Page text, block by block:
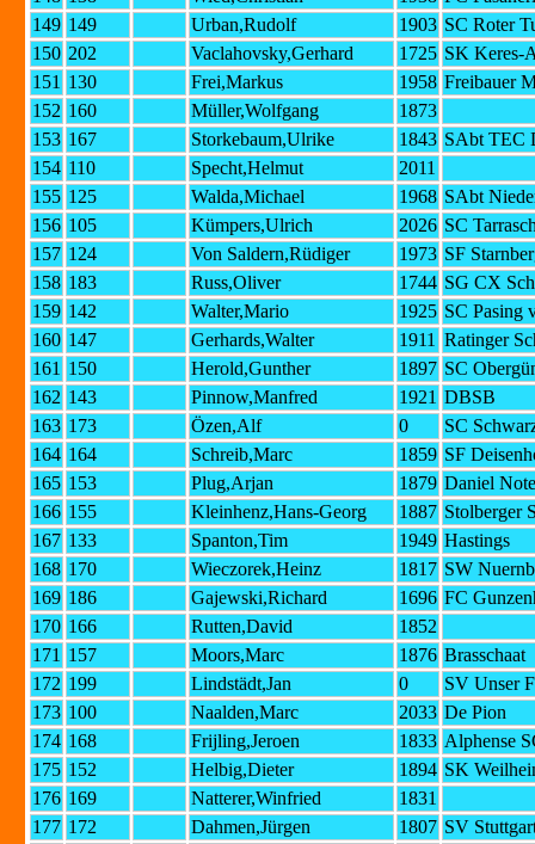
149 149 Urban,Rudolf 1903 SC Roter
150 202 Vaclahovsky,Gerhard 1725 SK Keres-
151 130 Frei,Markus 1958 Freibauer
152 160 Müller,Wolfgang
1873
153 167 Storkebaum,Ulrike 1843 SAbt TEC
154 110 Specht,Helmut
2011
155 125 Walda,Michael 1968 SAbt
156 105 Kümpers,Ulrich 2026 SC
157 124 Von Saldern,Rüdiger 1973 SF
158 183 Russ,Oliver 1744 SG CX
159 142 Walter,Mario 1925 SC Pasing
160 147 Gerhards,Walter 1911 Ratinger
161 150 Herold,Gunther 1897 SC
162 143 Pinnow,Manfred 1921 DBSB
163 173 Özen,Alf 0
SC
164 164 Schreib,Marc 1859 SF
165 153 Plug,Arjan 1879 Daniel
166 155 Kleinhenz,Hans-Georg 1887 Stolberger
167 133 Spanton,Tim 1949 Hastings
168 170 Wieczorek,Heinz 1817 SW
169 186 Gajewski,Richard 1696 FC
170 166 Rutten,David
1852
171 157 Moors,Marc 1876 Brasschaat
172 199 Lindstädt,Jan 0
SV Unser
173 100 Naalden,Marc 2033 De Pion
174 168 Frijling,Jeroen 1833 Alphense
175 152 Helbig,Dieter 1894 SK
176 169 Natterer,Winfried
1831
177 172 Dahmen,Jürgen 1807 SV